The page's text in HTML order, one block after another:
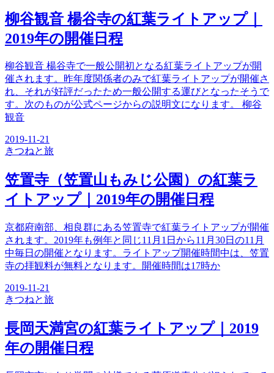
柳谷観音 楊谷寺の紅葉ライトアップ｜
2019年の開催日程
柳谷観音 楊谷寺で一般公開初となる紅葉ライトアップが開
催されます。昨年度関係者のみで紅葉ライトアップが開催さ
れ、それが好評だったため一般公開する運びとなったそうで
す。次のものが公式ページからの説明文になります。 柳谷
観音
2019-11-21
きつねと旅
笠置寺（笠置山もみじ公園）の紅葉ラ
イトアップ｜2019年の開催日程
京都府南部、相良群にある笠置寺で紅葉ライトアップが開催
されます。2019年も例年と同じ11月1日から11月30日の11月
中毎日の開催となります。ライトアップ開催時間中は、笠置
寺の拝観料が無料となります。開催時間は17時か
2019-11-21
きつねと旅
長岡天満宮の紅葉ライトアップ｜2019
年の開催日程